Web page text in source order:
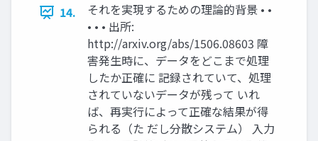
14.
それを実現するための理論的背景 • •
• • • 出所:
http://arxiv.org/abs/1506.08603 障
害発生時に、データをどこまで処理
したか正確に 記録されていて、処理
されていないデータが残って いれ
ば、再実行によって正確な結果が得
られる（た だし分散システム） 入力